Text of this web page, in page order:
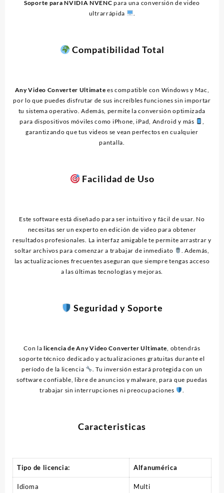
Soporte para NVIDIA NVENC para una conversión de video
ultrarrápida
Compatibilidad Total
Any Video Converter Ultimate es compatible con Windows y Mac,
por lo que puedes disfrutar de sus increíbles funciones sin importar
tu sistema operativo. Además, permite la conversión optimizada
para dispositivos móviles como iPhone, iPad, Android y más
garantizando que tus videos se vean perfectos en cualquier
pantalla.
Facilidad de Uso
Este software está diseñado para ser intuitivo y fácil de usar. No
necesitas ser un experto en edición de video para obtener
resultados profesionales. La interfaz amigable te permite arrastrar y
soltar archivos para comenzar a trabajar de inmediato
. Además,
las actualizaciones frecuentes aseguran que siempre tengas acceso
a las últimas tecnologías y mejoras.
Seguridad y Soporte
Con lalicencia de Any Video Converter Ultimate , obtendrás
soporte técnico dedicado y actualizaciones gratuitas durante el
período de la licencia
. Tu inversión estará protegida con un
software confiable, libre de anuncios y malware, para que puedas
trabajar sin interrupciones ni preocupaciones
Caracteristicas
Tipo de licencia: Alfanumérica
Idioma Multi